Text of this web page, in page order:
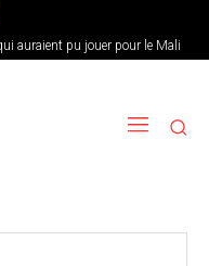
auraient pu jouer pour le Mali